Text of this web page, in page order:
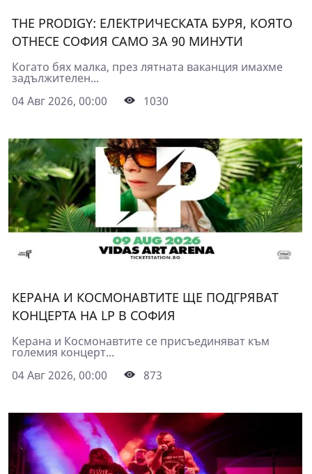
THE PRODIGY: ЕЛЕКТРИЧЕСКАТА БУРЯ, КОЯТО
ОТНЕСЕ СОФИЯ САМО ЗА 90 МИНУТИ
Когато бях малка, през лятната ваканция имахме
задължителен...
04 Авг 2026, 00:00
1030
КЕРАНА И КОСМОНАВТИТЕ ЩЕ ПОДГРЯВАТ
КОНЦЕРТА НА LP В СОФИЯ
Керана и Космонавтите се присъединяват към
големия концерт...
04 Авг 2026, 00:00
873